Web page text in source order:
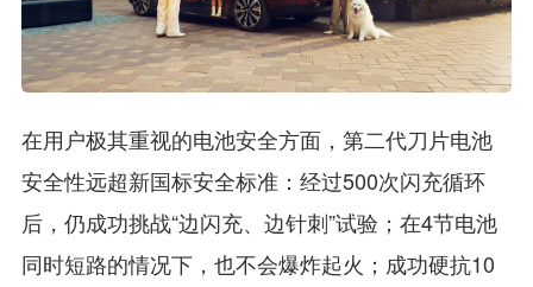
在用户极其重视的电池安全方面，第二代刀片电池
安全性远超新国标安全标准：经过500次闪充循环
后，仍成功挑战“边闪充、边针刺”试验；在4节电池
同时短路的情况下，也不会爆炸起火；成功硬抗10